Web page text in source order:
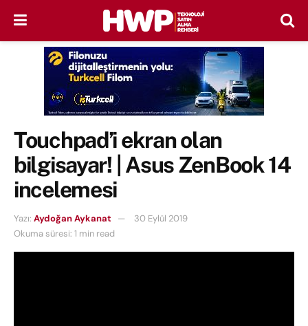
Touchpad’i ekran olan
bilgisayar! | Asus ZenBook 14
incelemesi
Yazı: Aydoğan Aykanat
30 Eylül 2019
Okuma süresi: 1 min read